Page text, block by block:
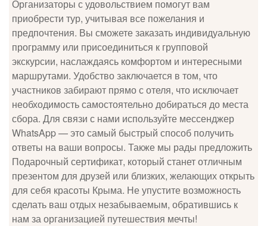
Организаторы с удовольствием помогут вам
приобрести тур, учитывая все пожелания и
предпочтения. Вы сможете заказать индивидуальную
программу или присоединиться к групповой
экскурсии, наслаждаясь комфортом и интересными
маршрутами. Удобство заключается в том, что
участников забирают прямо с отеля, что исключает
необходимость самостоятельно добираться до места
сбора. Для связи с нами используйте мессенджер
WhatsApp — это самый быстрый способ получить
ответы на ваши вопросы. Также мы рады предложить
Подарочный сертификат, который станет отличным
презентом для друзей или близких, желающих открыть
для себя красоты Крыма. Не упустите возможность
сделать ваш отдых незабываемым, обратившись к
нам за организацией путешествия мечты!